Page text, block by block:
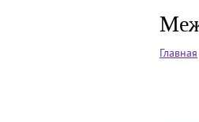
Главная